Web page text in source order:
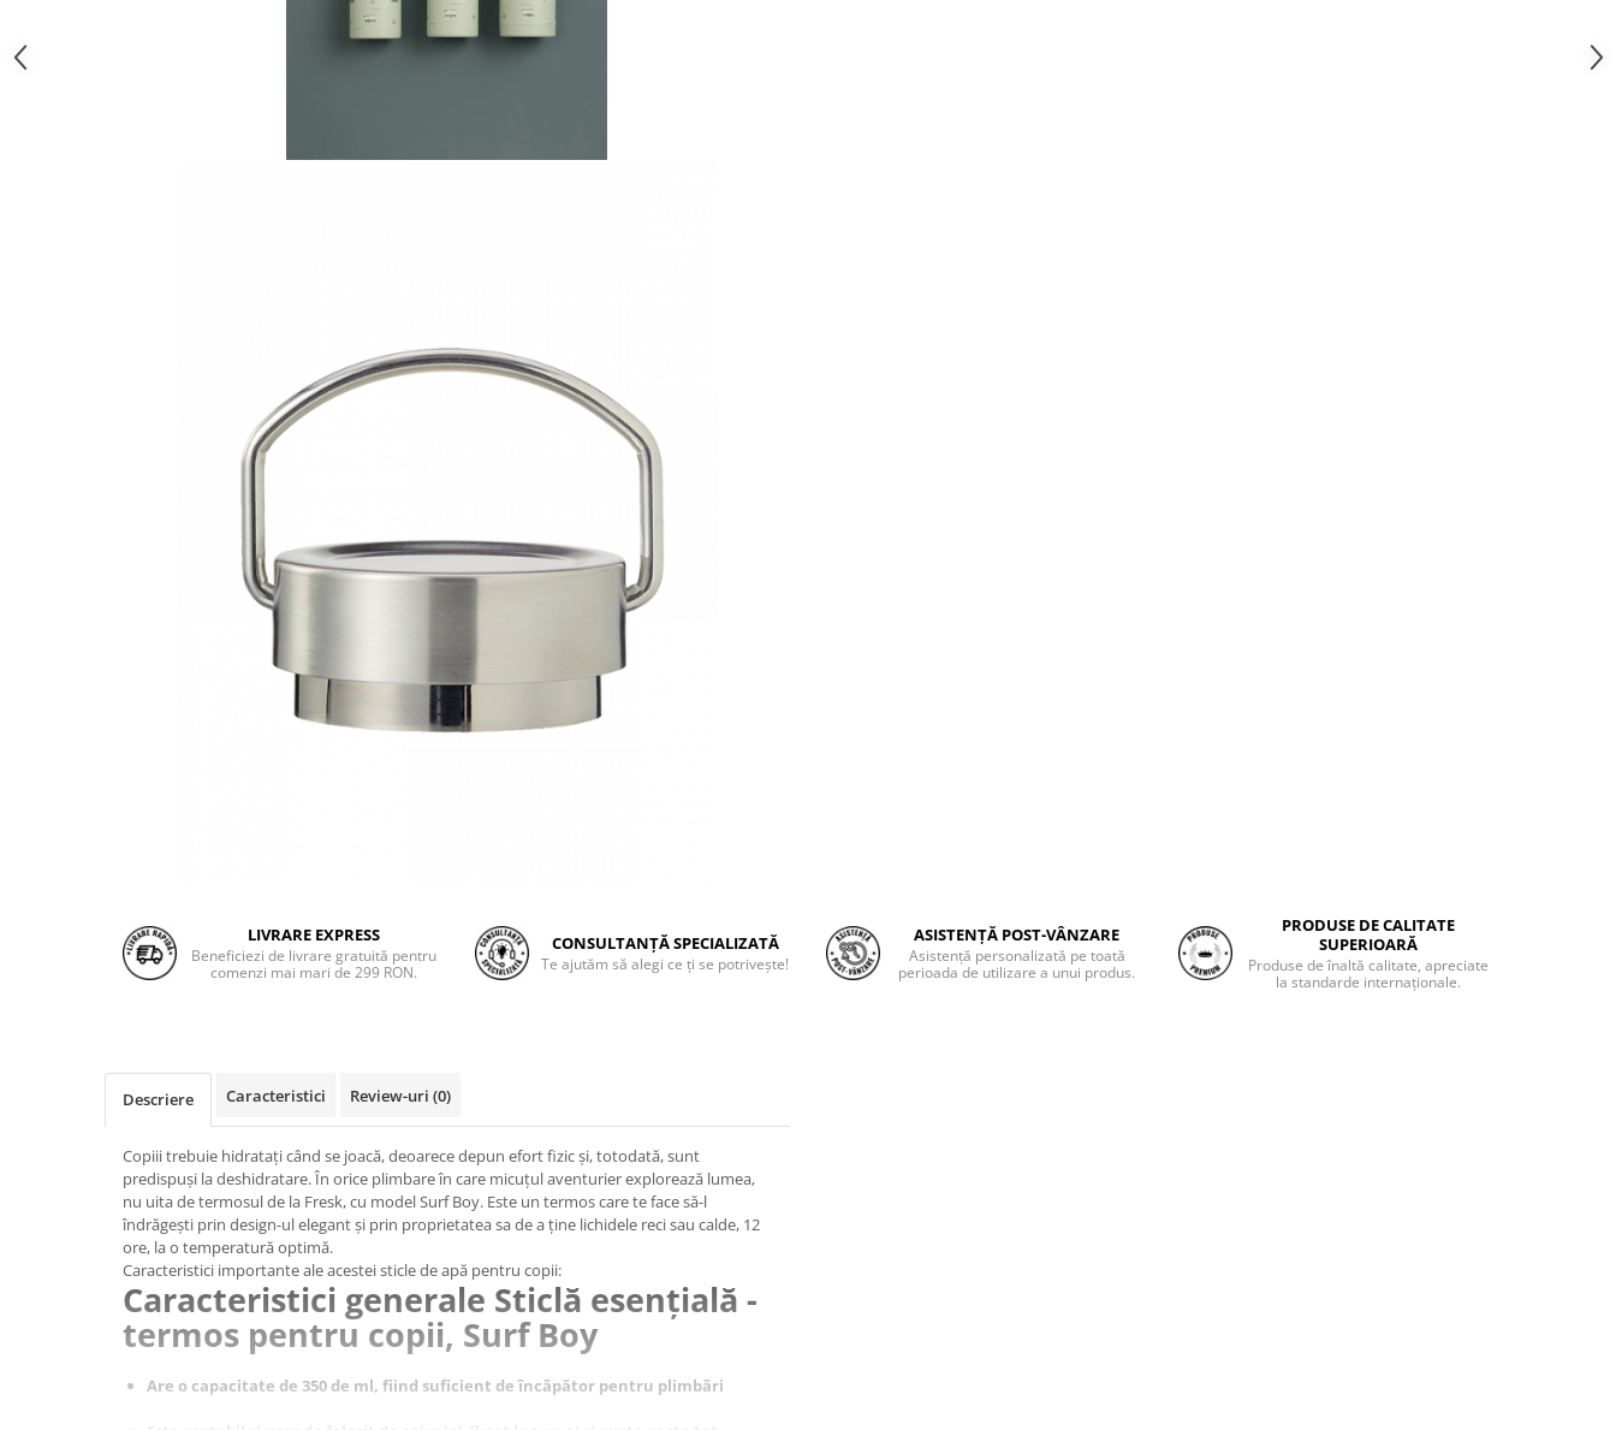
LIVRARE EXPRESS
Beneficiezi de livrare gratuită pentru
comenzi mai mari de 299 RON.
CONSULTANȚĂ SPECIALIZATĂ
Te ajutăm să alegi ce ți se potrivește!
ASISTENȚĂ POST-VÂNZARE
Asistență personalizată pe toată
perioada de utilizare a unui produs.
PRODUSE DE CALITATE
SUPERIOARĂ
Produse de înaltă calitate, apreciate
la standarde internaționale.
Descriere Caracteristici Review-uri (0)
Copiii trebuie hidratați când se joacă, deoarece depun efort fizic și, totodată, sunt
predispuși la deshidratare. În orice plimbare în care micuțul aventurier explorează lumea,
nu uita de termosul de la Fresk, cu model Surf Boy. Este un termos care te face să-l
îndrăgești prin design-ul elegant și prin proprietatea sa de a ține lichidele reci sau calde, 12
ore, la o temperatură optimă.
Caracteristici importante ale acestei sticle de apă pentru copii:
Caracteristici generale Sticlă esențială -
termos pentru copii, Surf Boy
Are o capacitate de 350 de ml, fiind suficient de încăpător pentru plimbări